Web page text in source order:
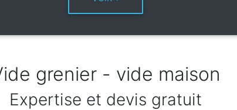
grenier - vide maison
Expertise et devis gratuit